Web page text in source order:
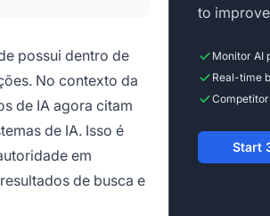
possui dentro de
No contexto da
de IA agora citam
de IA. Isso é
em
de busca e
to
Monitor AI
Real-time
Start